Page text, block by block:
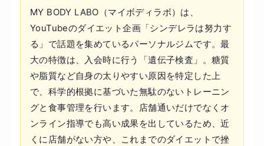
MY BODY LABO（マイボディラボ）は、
YouTubeのダイエット企画「シンデレラは努力す
る」で話題を集めているパーソナルジムです。最
大の特徴は、入会時に行う「遺伝子検査」。糖質
や脂質など自身の太りやすい原因を特定した上
で、科学的根拠に基づいた無駄のないトレーニン
グと食事管理を行います。店舗通いだけでなくオ
ンライン指導でも高い成果を出しているため、近
くに店舗がない方や、これまでのダイエットで挫